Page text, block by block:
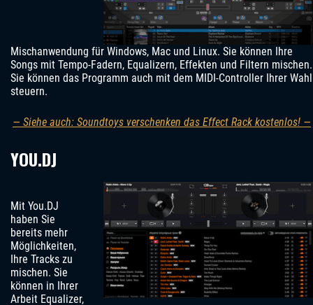
Mischanwendung für Windows, Mac und Linux. Sie können Ihre
Songs mit Tempo-Fadern, Equalizern, Effekten und Filtern mischen.
Sie können das Programm auch mit dem MIDI-Controller Ihrer Wahl
steuern.
— Siehe auch: Soundtoys verschenken das Effect Rack kostenlos! —
YOU.DJ
Mit You.DJ
haben Sie
bereits mehr
Möglichkeiten,
Ihre Tracks zu
mischen. Sie
können in Ihrer
Arbeit Equalizer,